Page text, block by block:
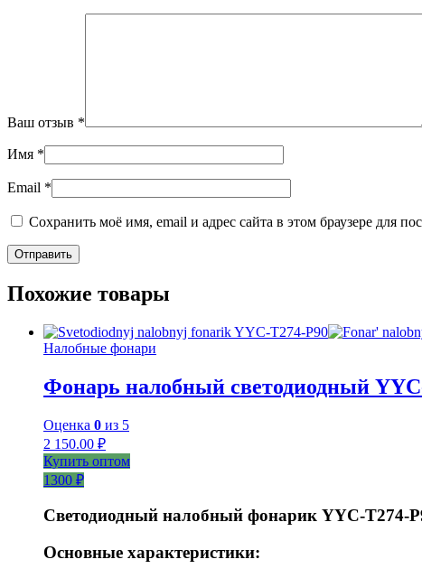
Ваш отзыв *
Имя *
Email *
Сохранить моё имя, email и адрес сайта в этом браузере для
Похожие товары
Налобные фонари
Фонарь налобный светодиодный
Оценка 0 из 5
2 150.00 ₽
Купить оптом
1300 ₽
Светодиодный налобный фонарик YYC-T274-
Основные характеристики: